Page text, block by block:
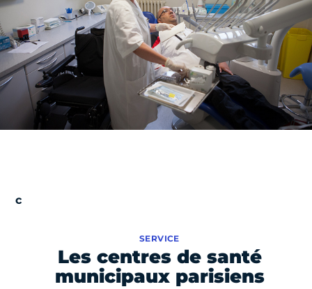
Les centres de santé
municipaux parisiens
SERVICE